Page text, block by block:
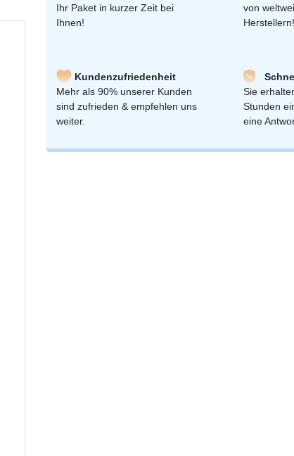
Ihr Paket in kurzer Zeit bei
Ihnen!
von
Kundenzufriedenheit
Mehr als 90% unserer Kunden
sind zufrieden & empfehlen uns
weiter.
Sie
Stunden
eine